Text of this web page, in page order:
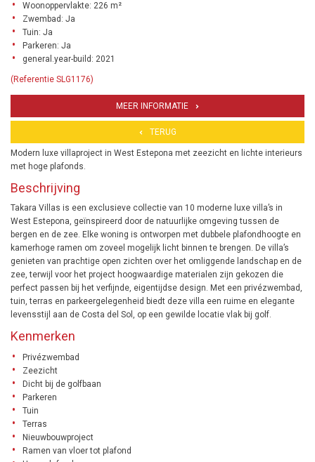
Woonoppervlakte: 226 m²
Zwembad: Ja
Tuin: Ja
Parkeren: Ja
general.year-build: 2021
(Referentie SLG1176)
MEER INFORMATIE
TERUG
Modern luxe villaproject in West Estepona met zeezicht en lichte interieurs
met hoge plafonds.
Beschrijving
Takara Villas is een exclusieve collectie van 10 moderne luxe villa’s in
West Estepona, geïnspireerd door de natuurlijke omgeving tussen de
bergen en de zee. Elke woning is ontworpen met dubbele plafondhoogte en
kamerhoge ramen om zoveel mogelijk licht binnen te brengen. De villa’s
genieten van prachtige open zichten over het omliggende landschap en de
zee, terwijl voor het project hoogwaardige materialen zijn gekozen die
perfect passen bij het verfijnde, eigentijdse design. Met een privézwembad,
tuin, terras en parkeergelegenheid biedt deze villa een ruime en elegante
levensstijl aan de Costa del Sol, op een gewilde locatie vlak bij golf.
Kenmerken
Privézwembad
Zeezicht
Dicht bij de golfbaan
Parkeren
Tuin
Terras
Nieuwbouwproject
Ramen van vloer tot plafond